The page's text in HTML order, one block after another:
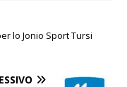
lo Jonio Sport Tursi